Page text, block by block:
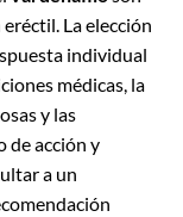
La elección
individual
médicas, la
y las
de acción y
a un